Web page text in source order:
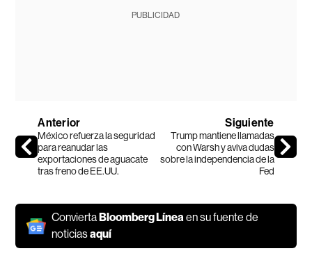
PUBLICIDAD
Anterior
México refuerza la seguridad
para reanudar las
exportaciones de aguacate
tras freno de EE.UU.
Siguiente
Trump mantiene llamadas
con Warsh y aviva dudas
sobre la independencia de la
Fed
Convierta Bloomberg Líneaen su fuente de
noticiasaquí